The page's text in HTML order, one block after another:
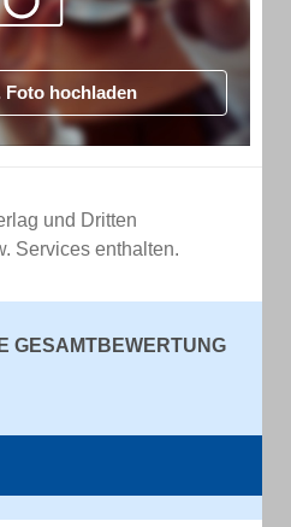
Foto hochladen
und Dritten
Services enthalten.
GESAMTBEWERTUNG